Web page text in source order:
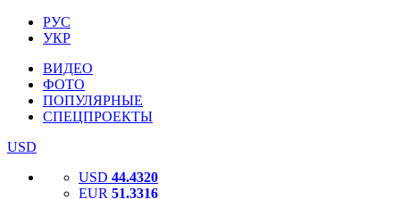
РУС
УКР
ВИДЕО
ФОТО
ПОПУЛЯРНЫЕ
СПЕЦПРОЕКТЫ
USD
USD 44.4320
EUR 51.3316